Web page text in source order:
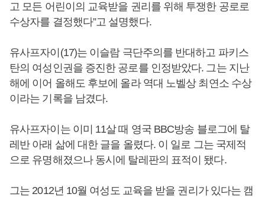
고 모든 어린이의 교육받을 권리를 위해 투쟁한 공로로
수상자를 결정했다”고 설명했다.
유사프자이(17)는 이슬람 극단주의를 반대하고 파키스
탄의 여성인권을 증진한 공로를 인정받았다. 그는 지난
해에 이어 올해도 후보에 올라 역대 노벨상 최연소 수상
이라는 기록을 남겼다.
유사프자이는 이미 11살 때 영국 BBC방송 블로그에 탈
레반 아래 삶에 대한 글을 올렸다. 이 일로 그는 국제적
으로 유명해졌으나 동시에 탈레판의 표적이 됐다.
그는 2012년 10월 여성도 교육을 받을 권리가 있다는 캠